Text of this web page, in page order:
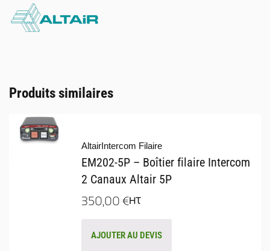
Produits similaires
AltairIntercom Filaire
EM202-5P – Boîtier filaire Intercom
2 Canaux Altair 5P
350,00€HT
AJOUTER AU DEVIS